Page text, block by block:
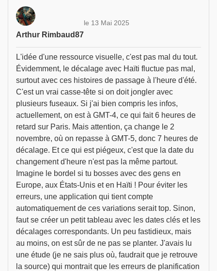
Arthur Rimbaud87
le 13 Mai 2025
L'idée d'une ressource visuelle, c'est pas mal du tout.
Évidemment, le décalage avec Haïti fluctue pas mal,
surtout avec ces histoires de passage à l'heure d'été.
C'est un vrai casse-tête si on doit jongler avec
plusieurs fuseaux. Si j'ai bien compris les infos,
actuellement, on est à GMT-4, ce qui fait 6 heures de
retard sur Paris. Mais attention, ça change le 2
novembre, où on repasse à GMT-5, donc 7 heures de
décalage. Et ce qui est piégeux, c'est que la date du
changement d'heure n'est pas la même partout.
Imagine le bordel si tu bosses avec des gens en
Europe, aux États-Unis et en Haïti ! Pour éviter les
erreurs, une application qui tient compte
automatiquement de ces variations serait top. Sinon,
faut se créer un petit tableau avec les dates clés et les
décalages correspondants. Un peu fastidieux, mais
au moins, on est sûr de ne pas se planter. J'avais lu
une étude (je ne sais plus où, faudrait que je retrouve
la source) qui montrait que les erreurs de planification